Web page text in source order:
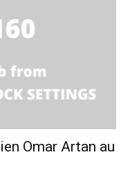
Omar Artan au